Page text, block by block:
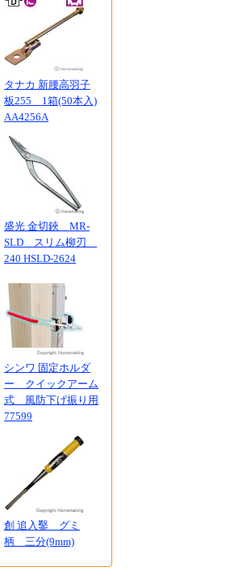
タナカ 新腰高羽子
板255 1箱(50本入)
AA4256A
盛光 金切鋏 MR-
SLD スリム柳刃
240 HSLD-2624
シンワ 固定ホルダ
ー クイックアーム
式 風防下げ振り用
77599
創 追入鑿 グミ
柄 三分(9mm)